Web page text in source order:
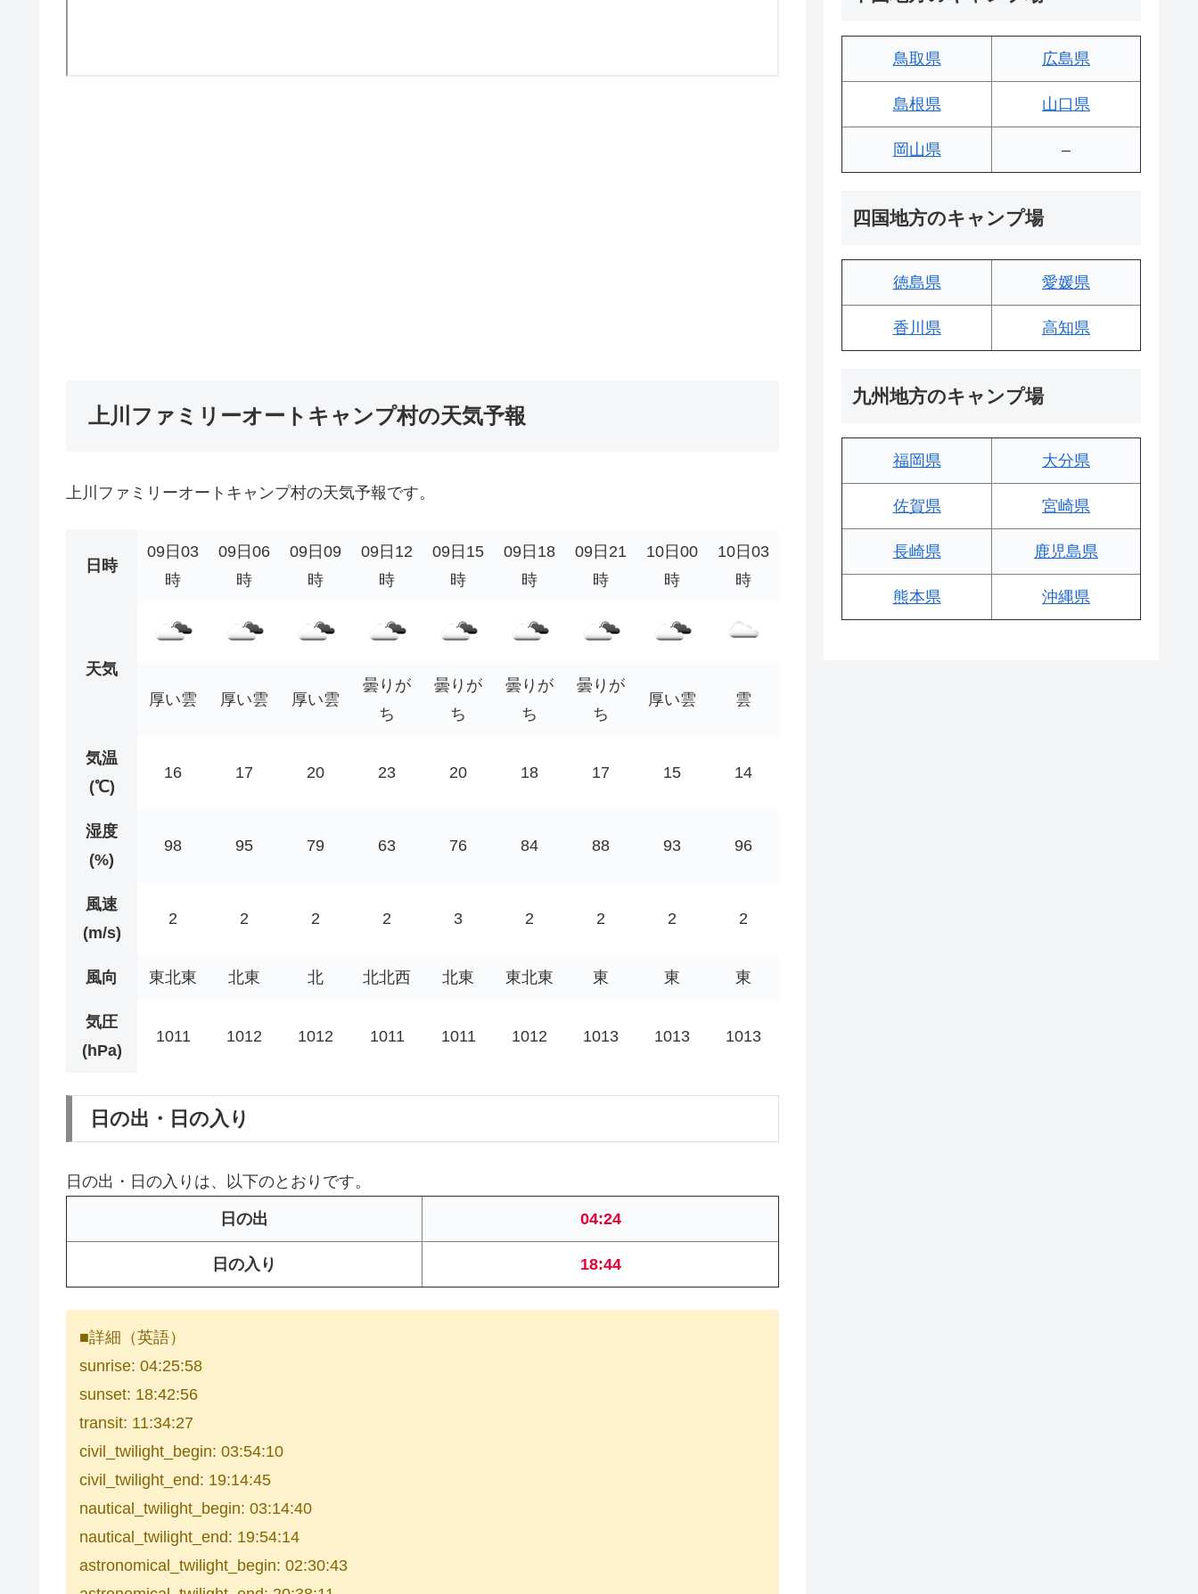
上川ファミリーオートキャンプ村の天気予報
上川ファミリーオートキャンプ村の天気予報です。
日時
09日03
時
09日06
時
09日09
時
09日12
時
09日15
時
09日18
時
09日21
時
10日00
時
10日03
時
天気
厚い雲
厚い雲 厚い雲
曇りが
ち
曇りが
ち
曇りが
ち
曇りが
ち
厚い雲 雲
気温
(℃)
16 17 20 23 20 18 17 15 14
湿度
(%)
98 95 79 63 76 84 88 93 96
風速
(m/s)
2 2 2 2 3 2 2 2 2
風向 東北東 北東 北 北北西 北東 東北東 東 東 東
気圧
(hPa)
1011 1012 1012 1011 1011 1012 1013 1013 1013
日の出・日の入り
日の出・日の入りは、以下のとおりです。
日の出 04:24
日の入り 18:44
■詳細（英語）
sunrise: 04:25:58
sunset: 18:42:56
transit: 11:34:27
civil_twilight_begin: 03:54:10
civil_twilight_end: 19:14:45
nautical_twilight_begin: 03:14:40
nautical_twilight_end: 19:54:14
astronomical_twilight_begin: 02:30:43
鳥取県 広島県
島根県 山口県
岡山県 –
四国地方のキャンプ場
徳島県 愛媛県
香川県 高知県
九州地方のキャンプ場
福岡県 大分県
佐賀県 宮崎県
長崎県 鹿児島県
熊本県 沖縄県